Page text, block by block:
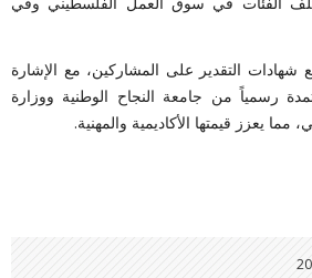
شهادات التقدير على المشاركين، مع الإشارة
رسمياً من جامعة النجاح الوطنية ووزارة
مما يعزز قيمتها الأكاديمية والمهنية.